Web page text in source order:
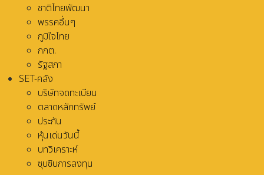
ชาติไทยพัฒนา
พรรคอื่นๆ
ภูมิใจไทย
กกต.
รัฐสภา
SET-คลัง
บริษัทจดทะเบียน
ตลาดหลักทรัพย์
ประกัน
หุ้นเด่นวันนี้
บทวิเคราะห์
ซุบซิบการลงทุน